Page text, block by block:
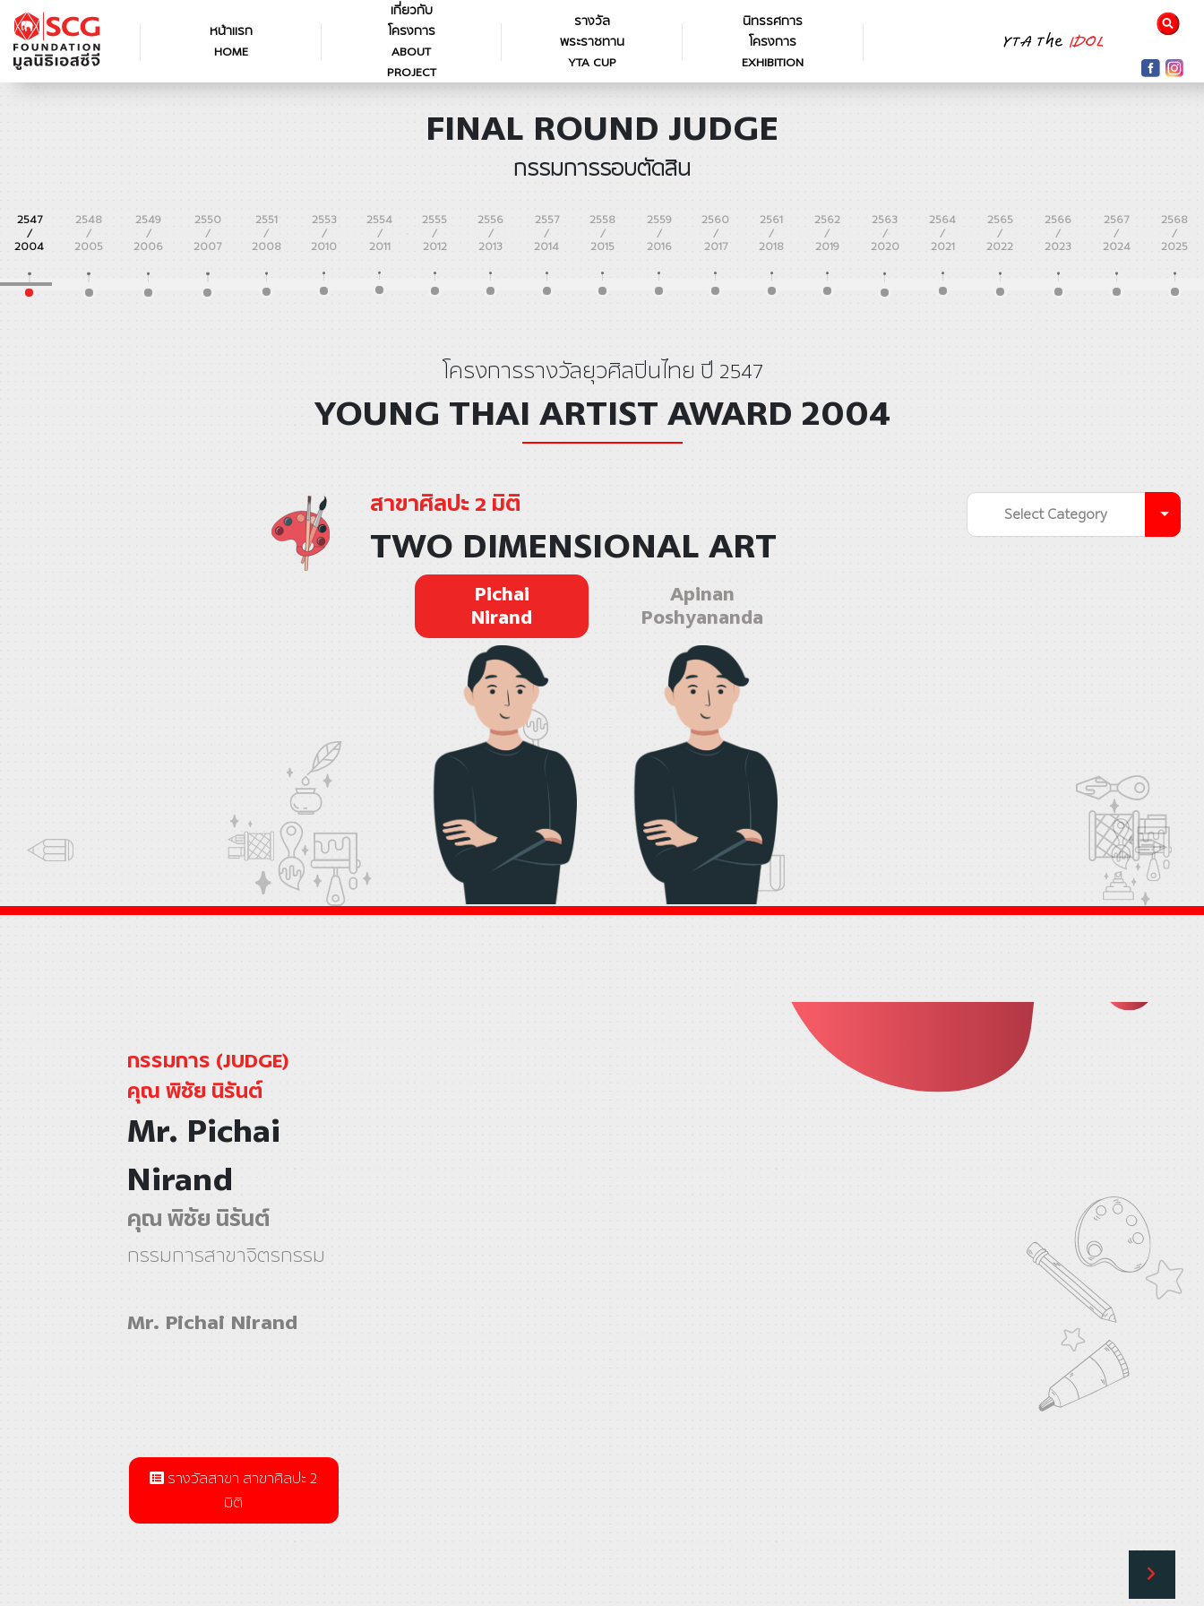
หน้าแรก
HOME
เกี่ยวกับ
โครงการ
ABOUT
PROJECT
รางวัล
พระราชทาน
YTA CUP
นิทรรศการ
โครงการ
EXHIBITION
FINAL ROUND JUDGE
กรรมการรอบตัดสิน
2547
/
2004
2548
/
2005
2549
/
2006
2550
/
2007
2551
/
2008
2553
/
2010
2554
/
2011
2555
/
2012
2556
/
2013
2557
/
2014
2558
/
2015
2559
/
2016
2560
/
2017
2561
/
2018
2562
/
2019
2563
/
2020
2564
/
2021
2565
/
2022
2566
/
2023
2567
/
2024
2568
/
2025
โครงการรางวัลยุวศิลปินไทย ปี 2547
YOUNG THAI ARTIST AWARD 2004
สาขาศิลปะ 2 มิติ
TWO DIMENSIONAL ART
Select Category
Pichai
Nirand
Apinan
Poshyananda
กรรมการ (JUDGE)
คุณ พิชัย นิรันต์
Mr. Pichai
Nirand
คุณ พิชัย นิรันต์
กรรมการสาขาจิตรกรรม
Mr. Pichai Nirand
รางวัลสาขา สาขาศิลปะ 2
มิติ